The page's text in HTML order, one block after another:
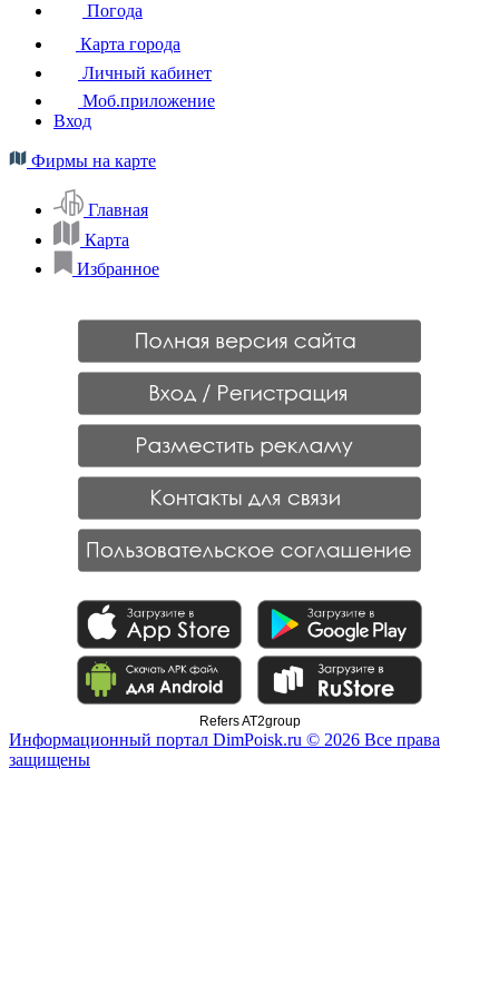
Погода
Карта города
Личный кабинет
Моб.приложение
Вход
Фирмы на карте
Главная
Карта
Избранное
Refers AT2group
Информационный портал DimPoisk.ru © 2026 Все права
защищены